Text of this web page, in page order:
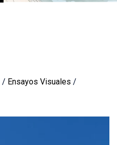
/ Ensayos Visuales /